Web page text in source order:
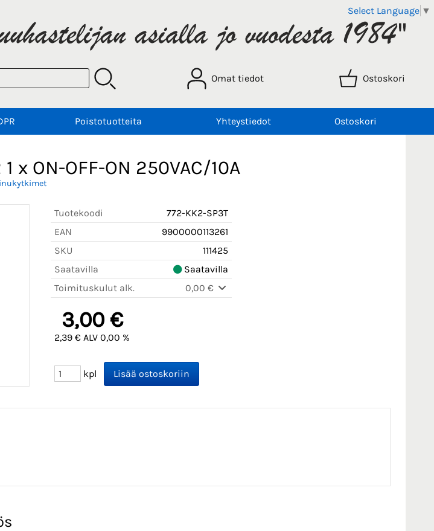
Select Language ▼
Omat tiedot Ostoskori
Poistotuotteita Yhteystiedot Ostoskori
x ON-OFF-ON 250VAC/10A
Tuotekoodi
772-KK2-SP3T
EAN
9900000113261
SKU
111425
Saatavilla
Saatavilla
Toimituskulut alk.
0,00 €
3,00 €
2,39 € ALV 0,00 %
kpl